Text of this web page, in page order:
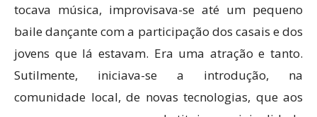
tocava música, improvisava-se até um pequeno
baile dançante com a participação dos casais e dos
jovens que lá estavam. Era uma atração e tanto.
Sutilmente, iniciava-se a introdução, na
comunidade local, de novas tecnologias, que aos